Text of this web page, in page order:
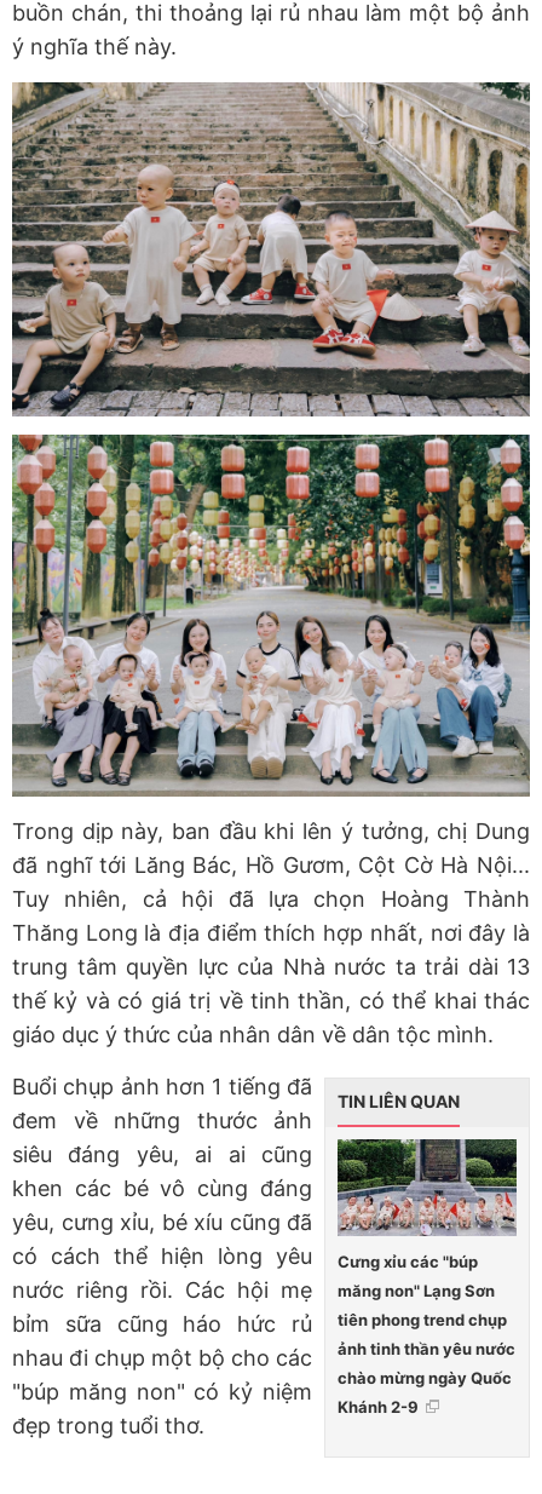
buồn chán, thi thoảng lại rủ nhau làm một bộ ảnh
ý nghĩa thế này.
Trong dịp này, ban đầu khi lên ý tưởng, chị Dung
đã nghĩ tới Lăng Bác, Hồ Gươm, Cột Cờ Hà Nội...
Tuy nhiên, cả hội đã lựa chọn Hoàng Thành
Thăng Long là địa điểm thích hợp nhất, nơi đây là
trung tâm quyền lực của Nhà nước ta trải dài 13
thế kỷ và có giá trị về tinh thần, có thể khai thác
giáo dục ý thức của nhân dân về dân tộc mình.
TIN LIÊN QUAN
Cưng xỉu các "búp
măng non" Lạng Sơn
tiên phong trend chụp
ảnh tinh thần yêu nước
chào mừng ngày Quốc
Khánh 2-9
Buổi chụp ảnh hơn 1 tiếng đã
đem về những thước ảnh
siêu đáng yêu, ai ai cũng
khen các bé vô cùng đáng
yêu, cưng xỉu, bé xíu cũng đã
có cách thể hiện lòng yêu
nước riêng rồi. Các hội mẹ
bỉm sữa cũng háo hức rủ
nhau đi chụp một bộ cho các
"búp măng non" có kỷ niệm
đẹp trong tuổi thơ.